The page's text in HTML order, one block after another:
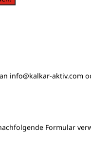
info@kalkar-aktiv.com
Formular